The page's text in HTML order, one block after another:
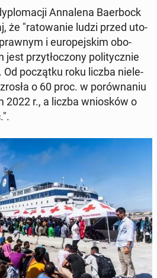
An­na­le­na Ba­er­bock
że "ra­to­wa­nie ludzi przed uto­
i eu­ro­pej­skim obo­
jest przy­tło­czo­ny po­li­tycz­nie
Od po­cząt­ku roku liczba nie­le­
o 60 proc. w po­rów­na­niu
2022 r., a liczba wnio­sków o